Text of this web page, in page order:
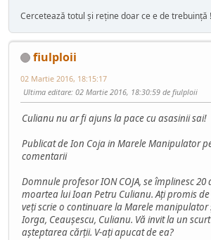
Cercetează totul şi reţine doar ce e de trebuinţă !
fiulploii
02 Martie 2016, 18:15:17
Ultima editare: 02 Martie 2016, 18:30:59 de fiulploii
Culianu nu ar fi ajuns la pace cu asasinii sai!
Publicat de Ion Coja in Marele Manipulator
comentarii
Domnule profesor ION COJA, se împlinesc 20
moartea lui Ioan Petru Culianu. Ați promis
veți scrie o continuare la Marele manipulator
Iorga, Ceaușescu, Culianu. Vă invit la un
așteptarea cărții. V-ați apucat de ea?